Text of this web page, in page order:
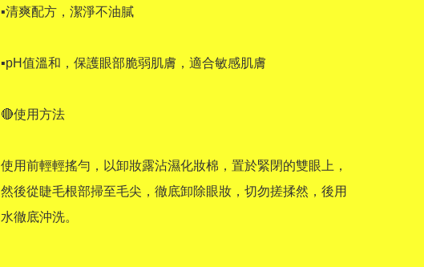
▪清爽配方，潔淨不油膩
▪pH值溫和，保護眼部脆弱肌膚，適合敏感肌膚
🔴使用方法
使用前輕輕搖勻，以卸妝露沾濕化妝棉，置於緊閉的雙眼上，
然後從睫毛根部掃至毛尖，徹底卸除眼妝，切勿搓揉然，後用
水徹底沖洗。